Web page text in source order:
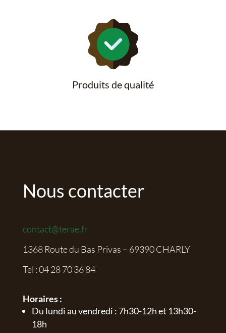
Produits de qualité
Nous contacter
contact@terae.fr
1368 Route du Bas Privas – 69390 CHARLY
Tel :04 28 70 36 84
Horaires :
Du lundi au vendredi : 7h30-12h et 13h30-
18h